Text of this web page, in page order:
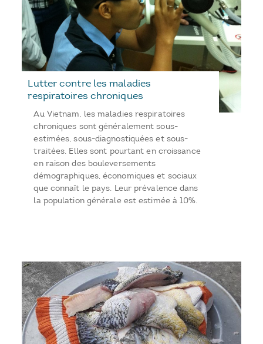
Lutter contre les maladies
respiratoires chroniques
Au Vietnam, les maladies respiratoires
chroniques sont généralement sous-
estimées, sous-diagnostiquées et sous-
traitées. Elles sont pourtant en croissance
en raison des bouleversements
démographiques, économiques et sociaux
que connaît le pays. Leur prévalence dans
la population générale est estimée à 10%.